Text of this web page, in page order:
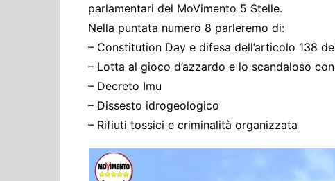
parlamentari del MoVimento 5 Stelle.
Nella puntata numero 8 parleremo di:
– Constitution Day e difesa dell’articolo 138
– Lotta al gioco d’azzardo e lo scandaloso
– Decreto Imu
– Dissesto idrogeologico
– Rifiuti tossici e criminalità organizzata